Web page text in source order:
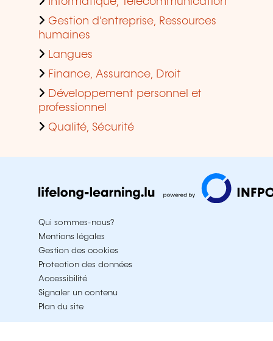
Gestion d'entreprise, Ressources
humaines
Langues
Finance, Assurance, Droit
Développement personnel et
professionnel
Qualité, Sécurité
Qui sommes-nous?
Mentions légales
Gestion des cookies
Protection des données
Accessibilité
Signaler un contenu
Plan du site